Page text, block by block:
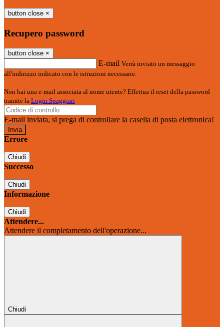
button close ×
Recupero password
button close ×
E-mail Verrà inviato un messaggio
all'indirizzo indicato con le istruzioni necessarie.
Non hai una e-mail associata al nome utente? Effettua il reset della password
tramite la Login Spaggiari
E-mail inviata, si prega di controllare la casella di posta elettronica!
Errore
Chiudi
Successo
Chiudi
Informazione
Chiudi
Attendere...
Attendere il completamento dell'operazione...
Chiudi